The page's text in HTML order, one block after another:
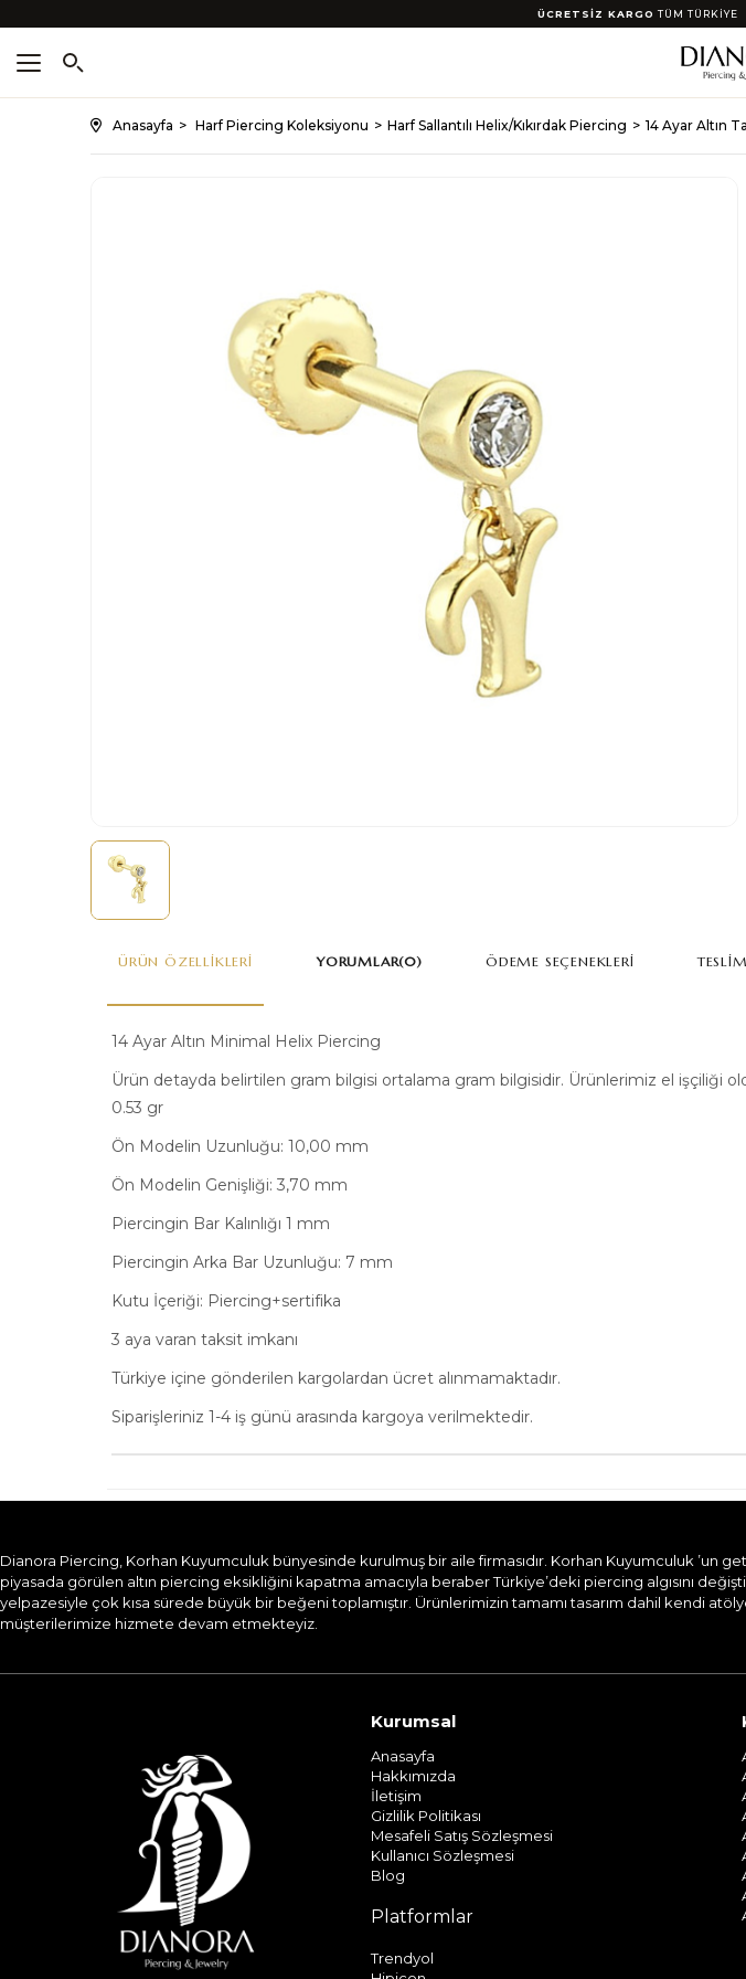
ÜCRETSİZ KARGO TÜM TÜRKİYE
Anasayfa Harf Piercing Koleksiyonu Harf Sallantılı Helix/Kıkırdak Piercing 14 Ayar Altın
ÜRÜN ÖZELLIKLERI
14 Ayar Altın Minimal Helix Piercing
Ürün detayda belirtilen gram bilgisi ortalama gram bilgisidir. Ürünlerimiz el işçiliği
0.53 gr
Ön Modelin Uzunluğu: 10,00 mm
Ön Modelin Genişliği: 3,70 mm
Piercingin Bar Kalınlığı 1 mm
Piercingin Arka Bar Uzunluğu: 7 mm
Kutu İçeriği: Piercing+sertifika
3 aya varan taksit imkanı
Türkiye içine gönderilen kargolardan ücret alınmamaktadır.
Siparişleriniz 1-4 iş günü arasında kargoya verilmektedir.
YORUMLAR(0) ÖDEME SEÇENEKLERI
Dianora Piercing, Korhan Kuyumculuk bünyesinde kurulmuş bir aile firmasıdır. Korhan Kuyumculuk ’un
piyasada görülen altın piercing eksikliğini kapatma amacıyla beraber Türkiye’deki piercing algısını
yelpazesiyle çok kısa sürede büyük bir beğeni toplamıştır. Ürünlerimizin tamamı tasarım dahil kendi
müşterilerimize hizmete devam etmekteyiz.​
Kurumsal
Anasayfa
Hakkımızda
İletişim
Gizlilik Politikası
Mesafeli Satış Sözleşmesi
Kullanıcı Sözleşmesi
Blog
Platformlar
Trendyol